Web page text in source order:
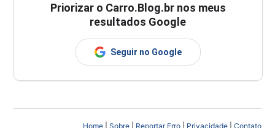
Priorizar o Carro.Blog.br nos meus
resultados Google
Seguir no Google
Home| Sobre| Reportar Erro| Privacidade| Contato